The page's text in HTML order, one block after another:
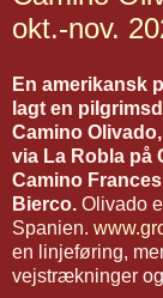
okt.-nov.
En amerikansk
lagt en
Camino
via La Robla på
Camino
Bierco. Olivado
Spanien.
en linjeføring,
vejstrækninger